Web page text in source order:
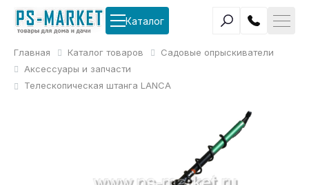
Каталог
Главная Каталог товаров
Садовые опрыскиватели
Аксессуары и запчасти
Телескопическая штанга LANCA